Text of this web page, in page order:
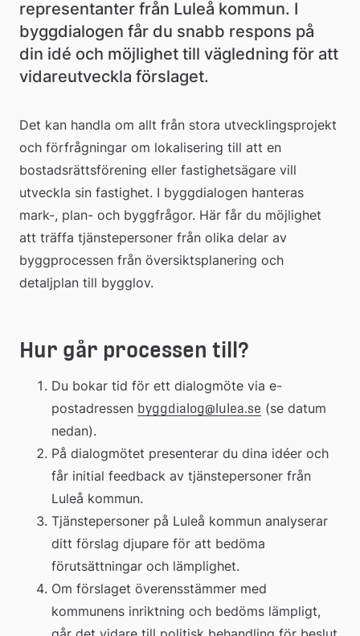
m
m
n
representanter från Luleå kommun. I
byggdialogen får du snabb respons på
din idé och möjlighet till vägledning för att
vidareutveckla förslaget.
Det kan handla om allt från stora utvecklingsprojekt
och förfrågningar om lokalisering till att en
bostadsrättsförening eller fastighetsägare vill
utveckla sin fastighet. I byggdialogen hanteras
mark-, plan- och byggfrågor. Här får du möjlighet
att träffa tjänstepersoner från olika delar av
byggprocessen från översiktsplanering och
detaljplan till bygglov.
Hur går processen till?
Du bokar tid för ett dialogmöte via e-
postadressen byggdialog@lulea.se (se datum
nedan).
På dialogmötet presenterar du dina idéer och
får initial feedback av tjänstepersoner från
Luleå kommun.
Tjänstepersoner på Luleå kommun analyserar
ditt förslag djupare för att bedöma
förutsättningar och lämplighet.
Om förslaget överensstämmer med
kommunens inriktning och bedöms lämpligt,